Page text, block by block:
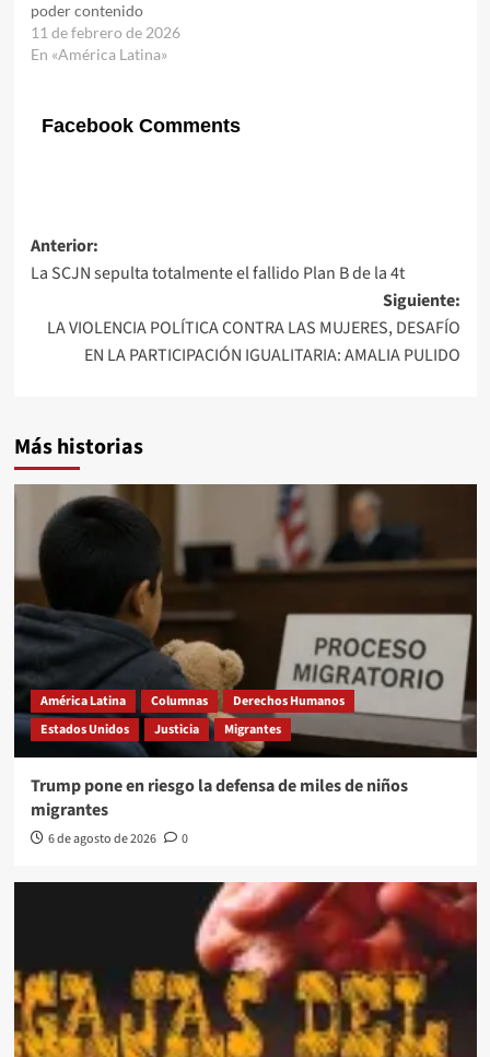
poder contenido
11 de febrero de 2026
En «América Latina»
Facebook Comments
Navegación
de
entradas
Anterior:
La SCJN sepulta totalmente el fallido Plan B de la 4t
Siguiente:
LA VIOLENCIA POLÍTICA CONTRA LAS MUJERES, DESAFÍO
EN LA PARTICIPACIÓN IGUALITARIA: AMALIA PULIDO
Más historias
América Latina Columnas
Derechos Humanos
Estados Unidos
Justicia Migrantes
Trump pone en riesgo la defensa de miles de niños
migrantes
6 de agosto de 2026 0